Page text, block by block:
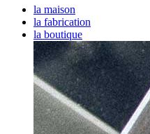
la maison
la fabrication
la boutique